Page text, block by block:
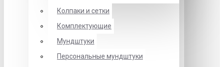
Колпаки и сетки
Комплектующие
Мундштуки
Персональные мундштуки